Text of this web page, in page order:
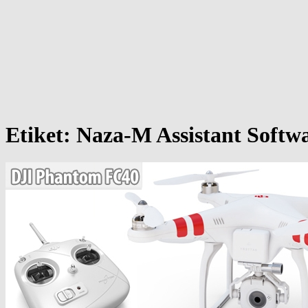
Etiket: Naza-M Assistant